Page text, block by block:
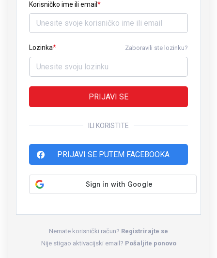
Korisničko ime ili email
Lozinka Zaboravili ste lozinku?
PRIJAVI SE
ILI KORISTITE
PRIJAVI SE PUTEM FACEBOOKA
Nemate korisnički račun? Registrirajte se
Nije stigao aktivacijski email? Pošaljite ponovo